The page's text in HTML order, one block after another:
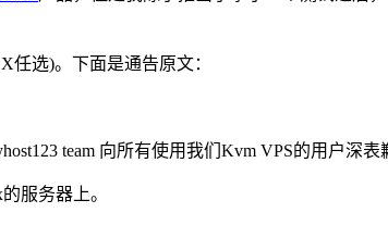
任选)。下面是通告原文：
team 向所有使用我们Kvm VPS的用户深表
服务器上。